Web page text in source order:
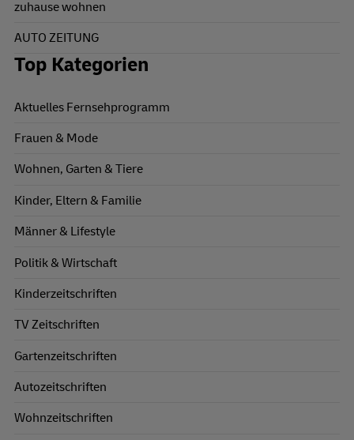
zuhause wohnen
AUTO ZEITUNG
Top Kategorien
Aktuelles Fernsehprogramm
Frauen & Mode
Wohnen, Garten & Tiere
Kinder, Eltern & Familie
Männer & Lifestyle
Politik & Wirtschaft
Kinderzeitschriften
TV Zeitschriften
Gartenzeitschriften
Autozeitschriften
Wohnzeitschriften